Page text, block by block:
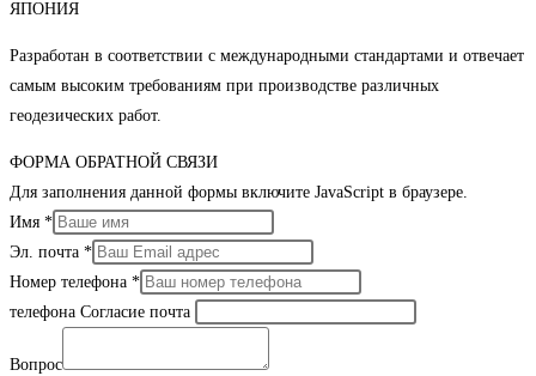
ЯПОНИЯ
Разработан в соответствии с международными стандартами и отвечает
самым высоким требованиям при производстве различных
геодезических работ.
ФОРМА ОБРАТНОЙ СВЯЗИ
Для заполнения данной формы включите JavaScript в браузере.
Имя *
Эл. почта *
Номер телефона *
телефона Согласие почта
Вопрос